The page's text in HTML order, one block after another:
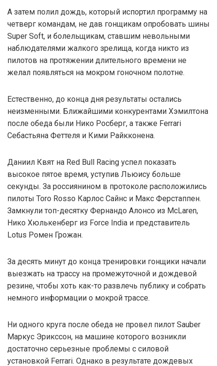
А затем полил дождь, который испортил программу на
четверг командам, не дав гонщикам опробовать шины
Super Soft, и болельщикам, ставшим невольными
наблюдателями жалкого зрелища, когда никто из
пилотов на протяжении длительного времени не
желал появляться на мокром гоночном полотне.
Естественно, до конца дня результаты остались
неизменными. Ближайшими конкурентами Хэмилтона
после обеда были Нико Росберг, а также Ferrari
Себастьяна Феттеля и Кими Райкконена.
Даниил Квят на Red Bull Racing успел показать
высокое пятое время, уступив Льюису больше
секунды. За россиянином в протоколе расположились
пилоты Toro Rosso Карлос Сайнс и Макс Ферстаппен.
Замкнули топ-десятку Фернандо Алонсо из McLaren,
Нико Хюлькенберг из Force India и представитель
Lotus Ромен Грожан.
За десять минут до конца тренировки гонщики начали
выезжать на трассу на промежуточной и дождевой
резине, чтобы хоть как-то развлечь публику и собрать
немного информации о мокрой трассе.
Ни одного круга после обеда не провел пилот Sauber
Маркус Эрикссон, на машине которого возникли
достаточно серьезные проблемы с силовой
установкой Ferrari. Однако в результате дождевых